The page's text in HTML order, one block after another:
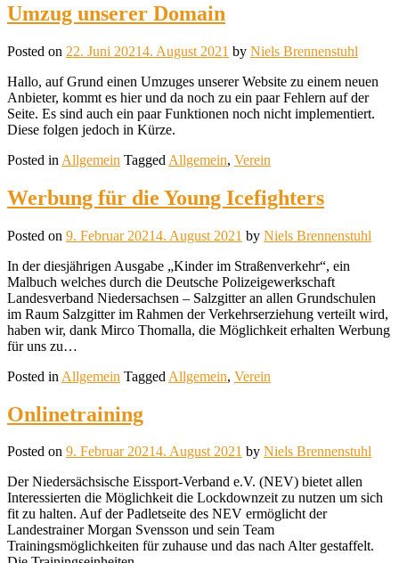
Umzug unserer Domain
Posted on 22. Juni 20214. August 2021 by Niels Brennenstuhl
Hallo, auf Grund einen Umzuges unserer Website zu einem neuen
Anbieter, kommt es hier und da noch zu ein paar Fehlern auf der
Seite. Es sind auch ein paar Funktionen noch nicht implementiert.
Diese folgen jedoch in Kürze.
Posted in Allgemein Tagged Allgemein, Verein
Werbung für die Young Icefighters
Posted on 9. Februar 20214. August 2021 by Niels Brennenstuhl
In der diesjährigen Ausgabe „Kinder im Straßenverkehr“, ein
Malbuch welches durch die Deutsche Polizeigewerkschaft
Landesverband Niedersachsen – Salzgitter an allen Grundschulen
im Raum Salzgitter im Rahmen der Verkehrserziehung verteilt wird,
haben wir, dank Mirco Thomalla, die Möglichkeit erhalten Werbung
für uns zu…
Posted in Allgemein Tagged Allgemein, Verein
Onlinetraining
Posted on 9. Februar 20214. August 2021 by Niels Brennenstuhl
Der Niedersächsische Eissport-Verband e.V. (NEV) bietet allen
Interessierten die Möglichkeit die Lockdownzeit zu nutzen um sich
fit zu halten. Auf der Padletseite des NEV ermöglicht der
Landestrainer Morgan Svensson und sein Team
Trainingsmöglichkeiten für zuhause und das nach Alter gestaffelt.